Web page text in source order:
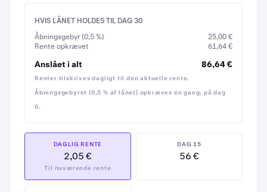
gebyrfrit, før den trådte i kraft.
Da din BTC fra start er dobbelt så meget værd som lånet,
bringe dit lån i umiddelbar fare – du ville blive advaret i
god tid, før noget af din krypto skulle sælges for at
dække lånet.
HVIS LÅNET HOLDES TIL DAG 30
Åbningsgebyr (0,5 %)
25,00 €
Rente opkrævet
61,64 €
Anslået i alt 86,64 €
Renter tilskrives dagligt til den aktuelle rente.
Åbningsgebyret (0,5 % af lånet) opkræves én gang, på dag
0.
DAGLIG RENTE
2,05 €
Til nuværende rente
DAG 15
56 €